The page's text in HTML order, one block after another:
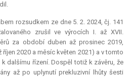
rozsudkem ze dne 5. 2. 2024, čj. 141
zrušil ve výrocích I. až XVII.
za období duben až prosinec 2019,
říjen 2020 a měsíc květen 2021) a v tomto
dalšímu řízení. Dospěl totiž k závěru, že
až po uplynutí prekluzivní lhůty šesti